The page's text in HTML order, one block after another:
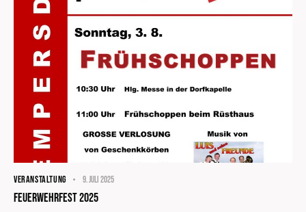
VERANSTALTUNG 9. Juli 2025
Feuerwehrfest 2025